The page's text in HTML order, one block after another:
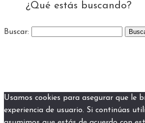
¿Qué estás buscando?
Buscar:
Usamos cookies para asegurar que le
experiencia de usuario. Si continúas